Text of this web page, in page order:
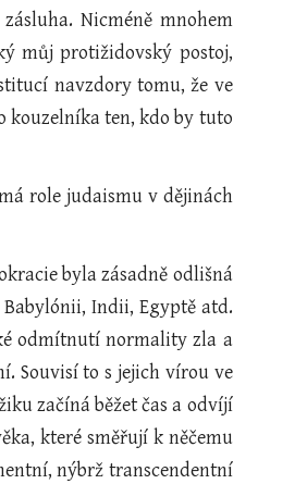
Nicméně mnohem
můj protižidovský postoj,
navzdory tomu, že ve
kouzelníka ten, kdo by tuto
role judaismu v dějinách
byla zásadně odlišná
Indii, Egyptě atd.
odmítnutí normality zla a
Souvisí to s jejich vírou ve
začíná běžet čas a odvíjí
které směřují k něčemu
nýbrž transcendentní